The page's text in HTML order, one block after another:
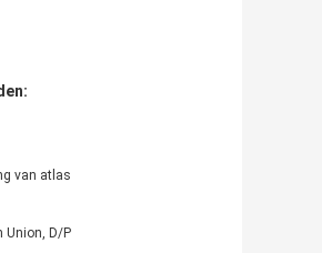
van atlas
Union, D/P